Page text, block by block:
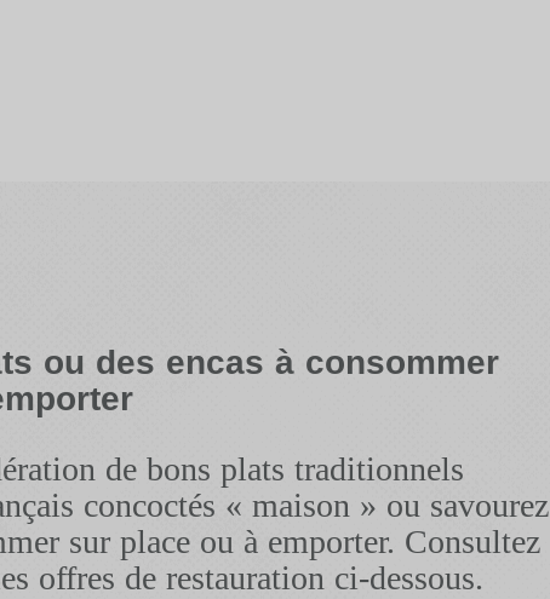
ou des encas à consommer
de bons plats traditionnels
concoctés « maison » ou savourez
sur place ou à emporter. Consultez
offres de restauration ci-dessous.